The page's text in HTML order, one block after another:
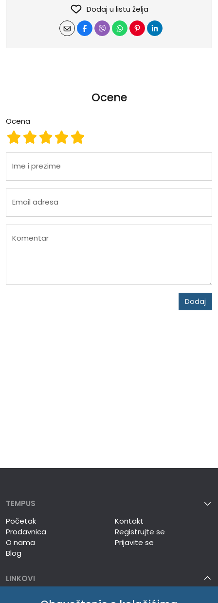
Dodaj u listu želja
Ocene
Ocena
Ocena 5
Ocena 4
Ocena 3
Ocena 2
Ocena 1
Ime i prezime
Email adresa
Komentar
Dodaj
TEMPUS
Početak
Prodavnica
O nama
Blog
Kontakt
Registrujte se
Prijavite se
LINKOVI